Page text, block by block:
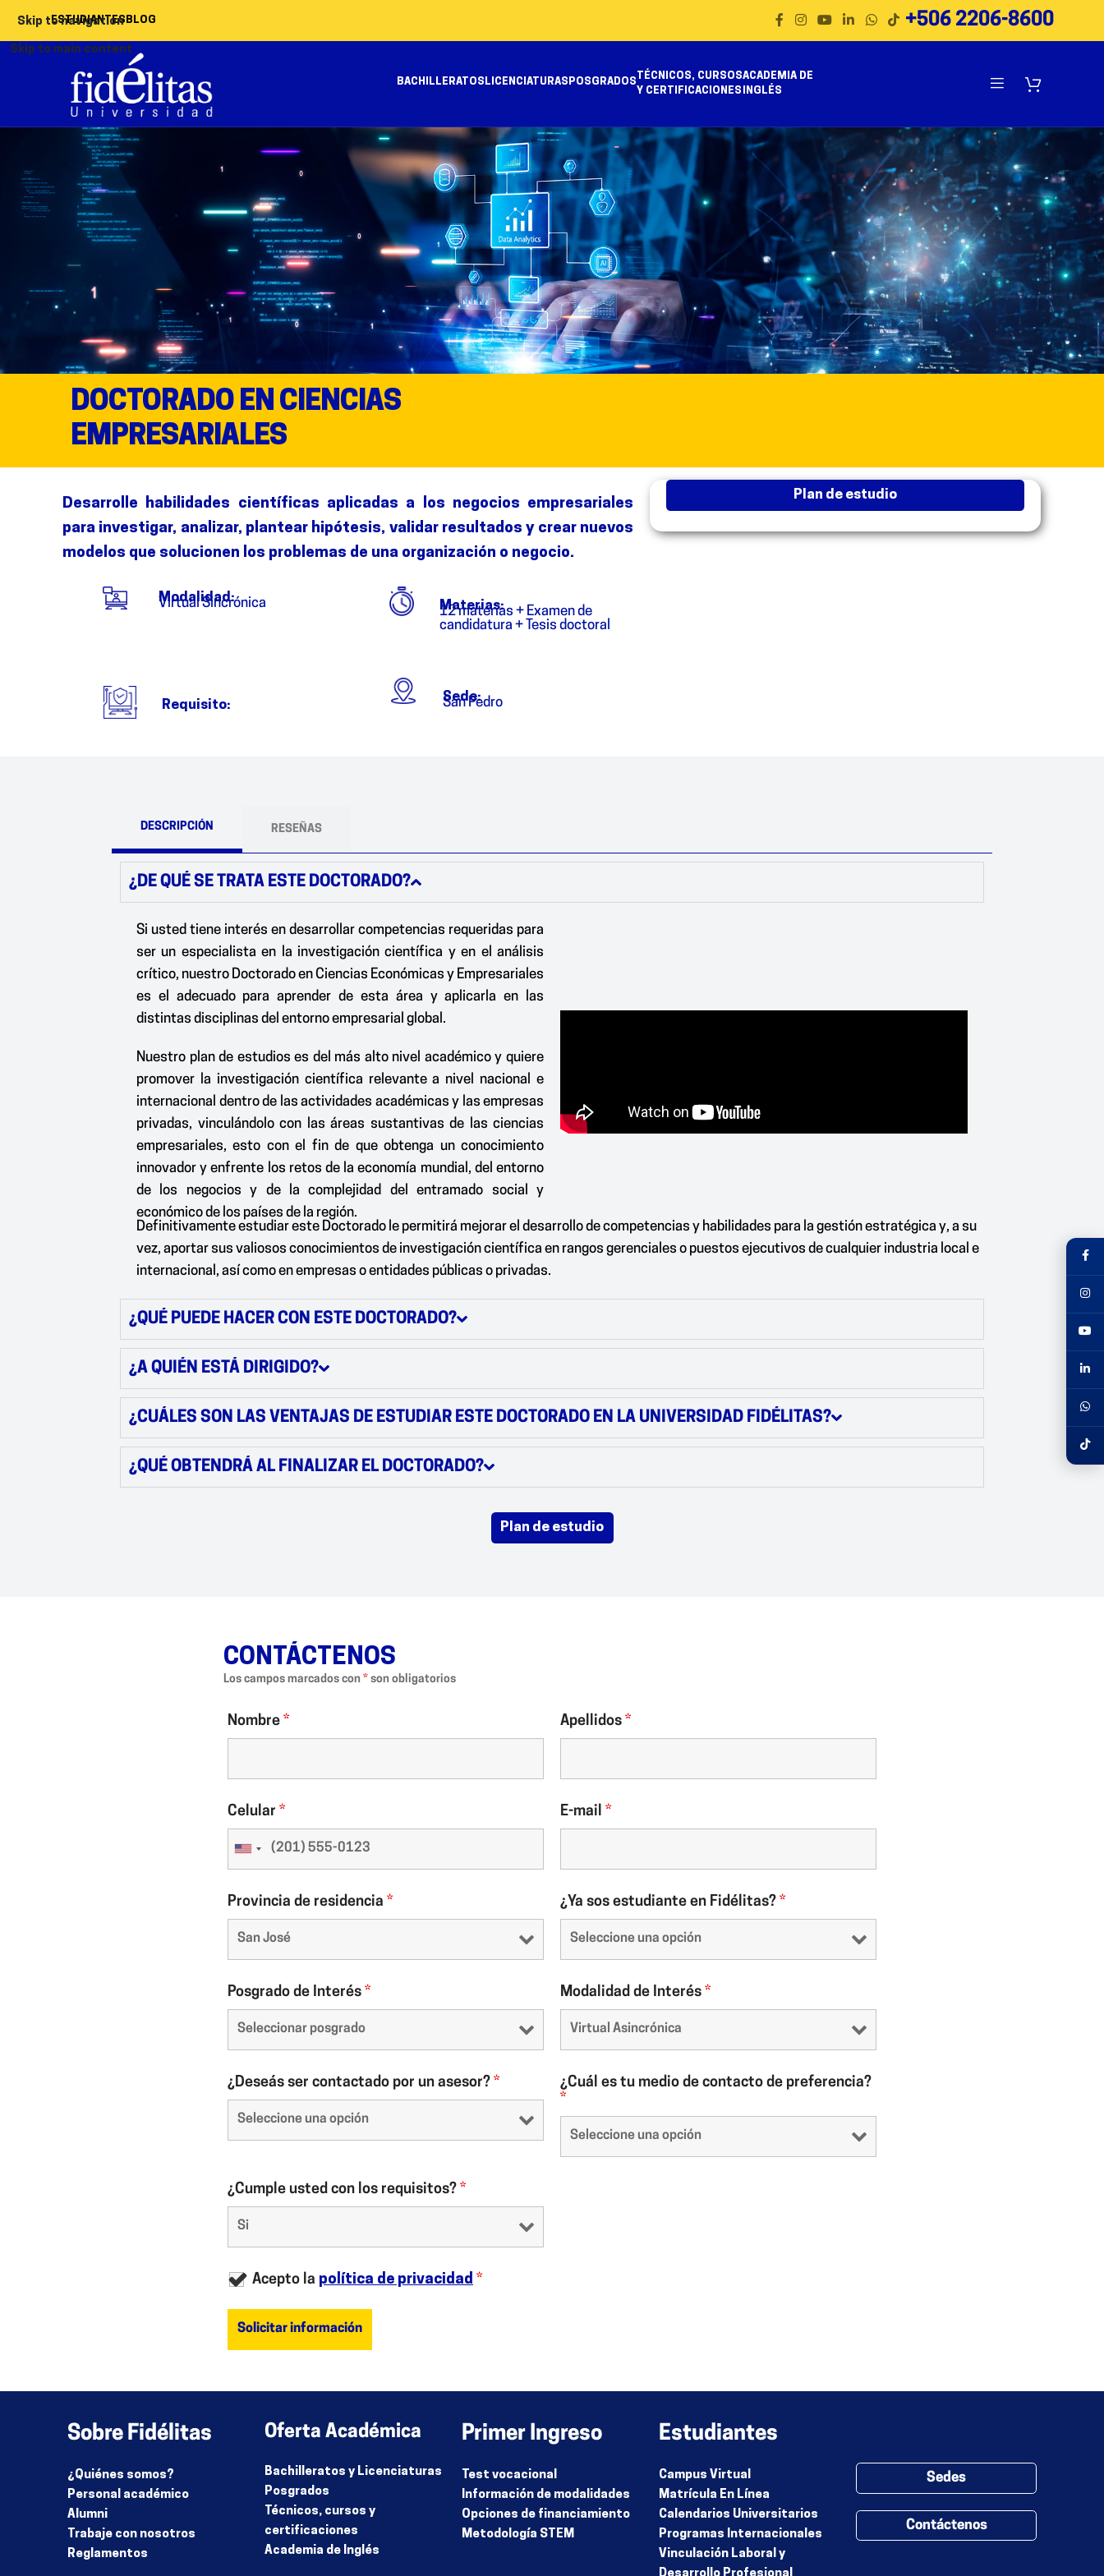
Skip to navigation
Skip to main content
ESTUDIANTES BLOG +506 2206-8600
BACHILLERATOS LICENCIATURAS POSGRADOS
TÉCNICOS, CURSOS
Y CERTIFICACIONES
ACADEMIA DE
INGLÉS
DOCTORADO EN CIENCIAS
EMPRESARIALES
Desarrolle habilidades científicas aplicadas a los negocios empresariales
para investigar, analizar, plantear hipótesis, validar resultados y crear nuevos
modelos que solucionen los problemas de una organización o negocio.
Modalidad:
Virtual Sincrónica Materias:
12 materias + Examen de
candidatura + Tesis doctoral
Requisito:
Sede:
San Pedro
plan de estudio
DESCRIPCIÓN RESEÑAS
¿DE QUÉ SE TRATA ESTE DOCTORADO?
Si usted tiene interés en desarrollar competencias requeridas para
ser un especialista en la investigación científica y en el análisis
crítico, nuestro Doctorado en Ciencias Económicas y Empresariales
es el adecuado para aprender de esta área y aplicarla en las
distintas disciplinas del entorno empresarial global.
Nuestro plan de estudios es del más alto nivel académico y quiere
promover la investigación científica relevante a nivel nacional e
internacional dentro de las actividades académicas y las empresas
privadas, vinculándolo con las áreas sustantivas de las ciencias
empresariales, esto con el fin de que obtenga un conocimiento
innovador y enfrente los retos de la economía mundial, del entorno
de los negocios y de la complejidad del entramado social y
económico de los países de la región.
Definitivamente estudiar este Doctorado le permitirá mejorar el desarrollo de competencias y habilidades para la gestión estratégica y, a su
vez, aportar sus valiosos conocimientos de investigación científica en rangos gerenciales o puestos ejecutivos de cualquier industria local e
internacional, así como en empresas o entidades públicas o privadas.
¿QUÉ PUEDE HACER CON ESTE DOCTORADO?
¿A QUIÉN ESTÁ DIRIGIDO?
¿CUÁLES SON LAS VENTAJAS DE ESTUDIAR ESTE DOCTORADO EN LA UNIVERSIDAD FIDÉLITAS?
¿QUÉ OBTENDRÁ AL FINALIZAR EL DOCTORADO?
plan de estudio
CONTÁCTENOS
Los campos marcados con * son obligatorios
Nombre * Apellidos*
Celular * E-mail*
Provincia de residencia * ¿Ya sos estudiante en Fidélitas?*
Posgrado de Interés * Modalidad de Interés*
¿Deseás ser contactado por un asesor? *
¿Cuál es tu medio de contacto de preferencia?
*
¿Cumple usted con los requisitos? *
Acepto la política de privacidad *
Sobre Fidélitas
¿Quiénes somos?
Personal académico
Alumni
Trabaje con nosotros
Reglamentos
Oferta Académica
Bachilleratos y Licenciaturas
Posgrados
Técnicos, cursos y
certificaciones
Academia de Inglés
Primer Ingreso
Test vocacional
Información de modalidades
Opciones de financiamiento
Metodología STEM
Estudiantes
Campus Virtual
Matrícula En Línea
Calendarios Universitarios
Programas Internacionales
Vinculación Laboral y
Desarrollo Profesional
Sedes
Contáctenos